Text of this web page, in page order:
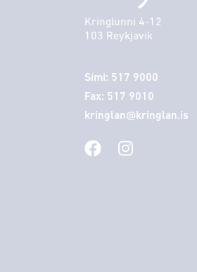
Kringlunni 4-12
103 Reykjavik
Sími: 517 9000
Fax: 517 9010
kringlan@kringlan.is